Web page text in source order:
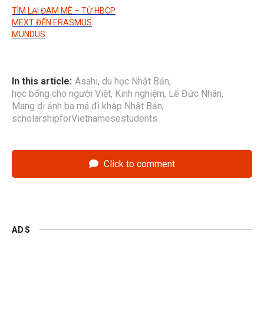
TÌM LẠI ĐAM MÊ – TỪ HBCP
MEXT ĐẾN ERASMUS
MUNDUS
In this article: Asahi, du học Nhật Bản,
học bổng cho người Việt, Kinh nghiệm, Lê Đức Nhân,
Mang di ảnh ba má đi khắp Nhật Bản,
scholarshipforVietnamesestudents
Click to comment
ADS